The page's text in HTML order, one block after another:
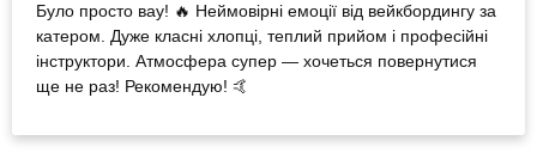
Було просто вау! 🔥 Неймовірні емоції від вейкбордингу за
катером. Дуже класні хлопці, теплий прийом і професійні
інструктори. Атмосфера супер — хочеться повернутися
ще не раз! Рекомендую! 🤙